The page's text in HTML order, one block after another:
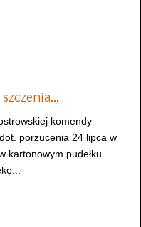
szczenia…
komendy
porzucenia 24 lipca w
kartonowym pudełku